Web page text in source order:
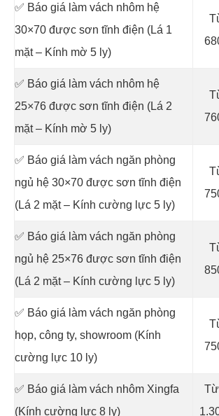
✅ Báo giá làm vách nhôm hệ
30×70 được sơn tĩnh điện (Lá 1
mặt – Kính mờ 5 ly)
✅ Báo giá làm vách nhôm hệ
25×76 được sơn tĩnh điện (Lá 2
mặt – Kính mờ 5 ly)
✅ Báo giá làm vách ngăn phòng
ngủ hệ 30×70 được sơn tĩnh điện
(Lá 2 mặt – Kính cường lực 5 ly)
✅ Báo giá làm vách ngăn phòng
ngủ hệ 25×76 được sơn tĩnh điện
(Lá 2 mặt – Kính cường lực 5 ly)
✅ Báo giá làm vách ngăn phòng
họp, công ty, showroom (Kính
cường lực 10 ly)
✅ Báo giá làm vách nhôm Xingfa
(Kính cường lực 8 ly)